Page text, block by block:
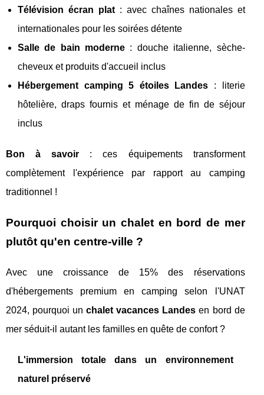
Télévision écran plat: avec chaînes nationales et
internationales pour les soirées détente
Salle de bain moderne : douche italienne, sèche-
cheveux et produits d'accueil inclus
Hébergement camping 5 étoiles Landes : literie
hôtelière, draps fournis et ménage de fin de séjour
inclus
Bon à savoir : ces équipements transforment
complètement l'expérience par rapport au camping
traditionnel !
Pourquoi choisir un chalet en bord de mer
plutôt qu'en centre-ville ?
Avec une croissance de 15% des réservations
d'hébergements premium en camping selon l'UNAT
2024, pourquoi unchalet vacances Landes en bord de
mer séduit-il autant les familles en quête de confort ?
L'immersion totale dans un environnement
naturel préservé